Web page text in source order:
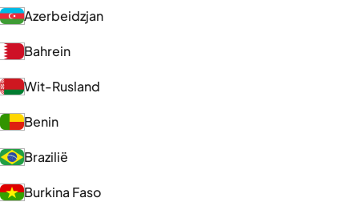
Azerbeidzjan
Bahrein
Wit-Rusland
Benin
Brazilië
Burkina Faso